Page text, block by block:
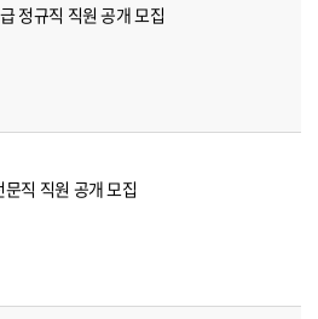
정규직 직원 공개 모집
직 직원 공개 모집